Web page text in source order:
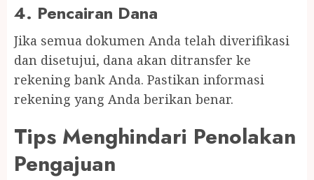
4. Pencairan Dana
Jika semua dokumen Anda telah diverifikasi
dan disetujui, dana akan ditransfer ke
rekening bank Anda. Pastikan informasi
rekening yang Anda berikan benar.
Tips Menghindari Penolakan
Pengajuan